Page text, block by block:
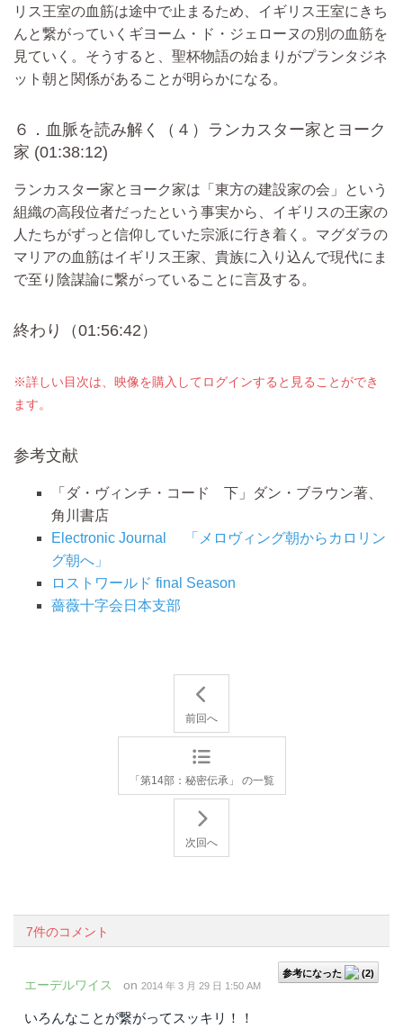
リス王室の血筋は途中で止まるため、イギリス王室にきち
んと繋がっていくギヨーム・ド・ジェローヌの別の血筋を
見ていく。そうすると、聖杯物語の始まりがプランタジネ
ット朝と関係があることが明らかになる。
６．血脈を読み解く（４）ランカスター家とヨーク
家 (01:38:12)
ランカスター家とヨーク家は「東方の建設家の会」という
組織の高段位者だったという事実から、イギリスの王家の
人たちがずっと信仰していた宗派に行き着く。マグダラの
マリアの血筋はイギリス王家、貴族に入り込んで現代にま
で至り陰謀論に繋がっていることに言及する。
終わり（01:56:42）
※詳しい目次は、映像を購入してログインすると見ることができ
ます。
参考文献
「ダ・ヴィンチ・コード 下」ダン・ブラウン著、
角川書店
Electronic Journal 「メロヴィング朝からカロリン
グ朝へ」
ロストワールド final Season
薔薇十字会日本支部
前回へ
「第14部：秘密伝承」 の一覧
次回へ
7件のコメント
参考になった (2)
エーデルワイス on 2014 年 3 月 29 日 1:50 AM
いろんなことが繋がってスッキリ！！